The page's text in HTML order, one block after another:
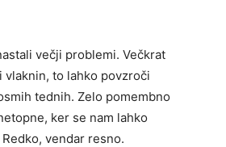
večji problemi. Večkrat
vlaknin, to lahko povzroči
tednih. Zelo pomembno
ker se nam lahko
vendar resno.